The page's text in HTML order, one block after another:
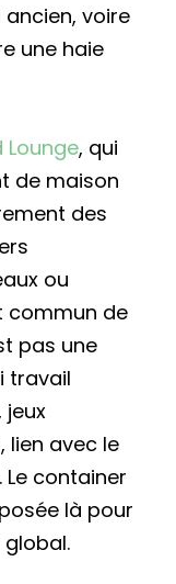
voire
une haie
Lounge, qui
de maison
des
ou
commun de
pas une
travail
jeux
lien avec le
container
là pour